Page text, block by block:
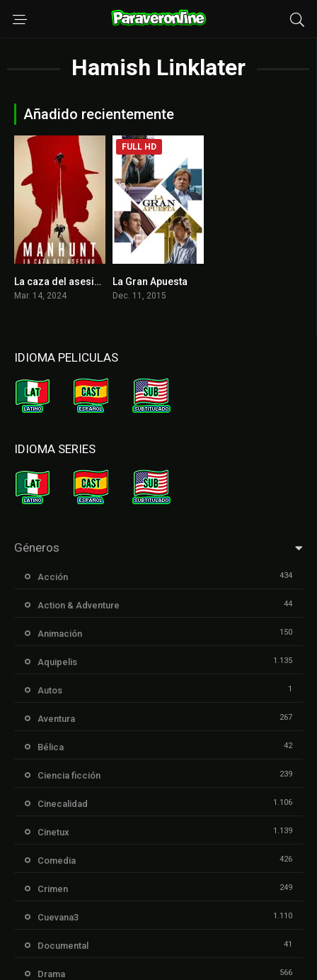
Hamish Linklater
Añadido recientemente
7
La caza del asesino
Mar. 14, 2024
7.8
FULL HD
La Gran Apuesta
Dec. 11, 2015
IDIOMA PELICULAS
IDIOMA SERIES
Géneros
Acción 434
Action & Adventure 44
Animación 150
Aquipelis 1.135
Autos 1
Aventura 267
Bélica 42
Ciencia ficción 239
Cinecalidad 1.106
Cinetux 1.139
Comedia 426
Crimen 249
Cuevana3 1.110
Documental 41
Drama 566